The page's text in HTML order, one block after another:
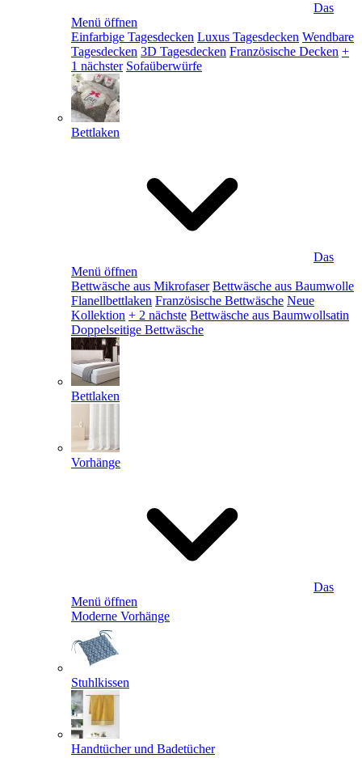
Das
Menü öffnen
Einfarbige Tagesdecken Luxus Tagesdecken Wendbare
Tagesdecken 3D Tagesdecken Französische Decken +
1 nächster Sofaüberwürfe
Bettlaken
Das
Menü öffnen
Bettwäsche aus Mikrofaser Bettwäsche aus Baumwolle
Flanellbettlaken Französische Bettwäsche Neue
Kollektion + 2 nächste Bettwäsche aus Baumwollsatin
Doppelseitige Bettwäsche
Bettlaken
Vorhänge
Das
Menü öffnen
Moderne Vorhänge
Stuhlkissen
Handtücher und Badetücher